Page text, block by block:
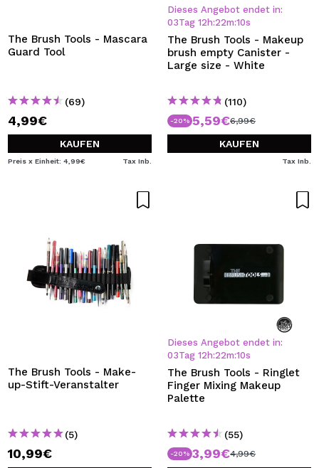
Durch die Erstellung eines Kontos bei Maquillalia.de
können Sie Ihre Einkäufe schnell tätigen, den Status Ihrer
BENUTZERKONTO ERSTELLEN
The Brush Tools - Mascara
Guard Tool
(69)
4,99€
KAUFEN
Preis x Einheit: 4,99€ Tax Inb.
Dieses Angebot endet in:
03Tag 12 h:22m:10s
The Brush Tools - Makeup
brush empty Canister -
Large size - White
(110)
-20% 5,59€6,99€
KAUFEN
Tax Inb.
The Brush Tools - Make-
up-Stift-Veranstalter
(5)
10,99€
Dieses Angebot endet in:
03Tag 12 h:22m:10s
The Brush Tools - Ringlet
Finger Mixing Makeup
Palette
(55)
-20% 3,99€4,99€